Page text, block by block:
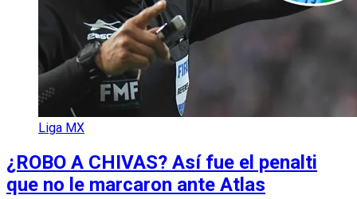
Liga MX
¿ROBO A CHIVAS? Así fue el penalti
que no le marcaron ante Atlas